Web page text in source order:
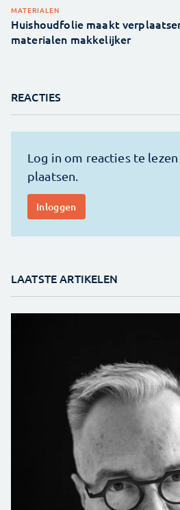
MATERIALEN
Huishoudfolie maakt
materialen makkelijker
REACTIES
LAATSTE ARTIKELEN